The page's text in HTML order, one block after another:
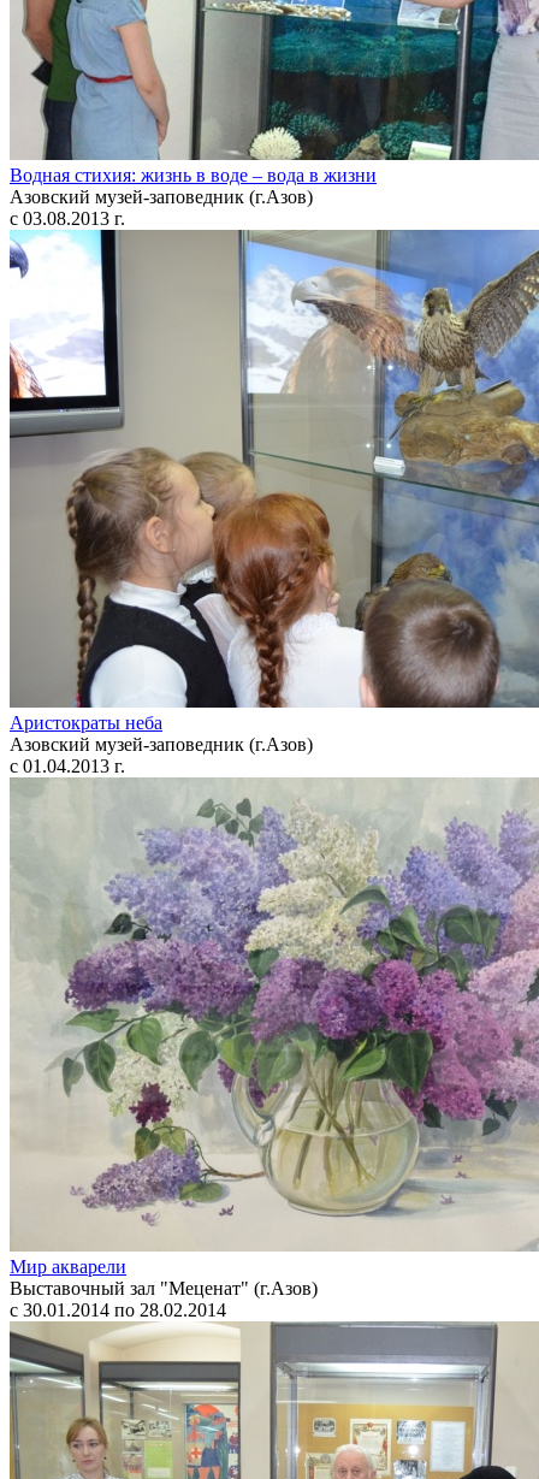
Водная стихия: жизнь в воде – вода в жизни
Азовский музей-заповедник (г.Азов)
с 03.08.2013 г.
Аристократы неба
Азовский музей-заповедник (г.Азов)
с 01.04.2013 г.
Мир акварели
Выставочный зал "Меценат" (г.Азов)
с 30.01.2014 по 28.02.2014